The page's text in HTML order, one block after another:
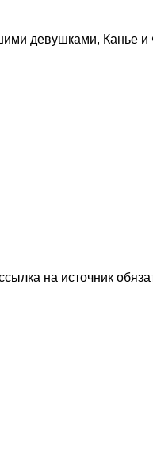
девушками, Канье
на источник